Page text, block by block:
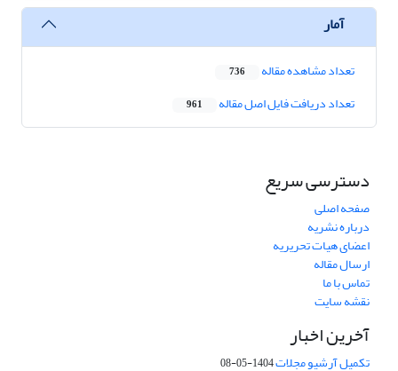
آمار
تعداد مشاهده مقاله 736
تعداد دریافت فایل اصل مقاله 961
دسترسی سریع
صفحه اصلی
درباره نشریه
اعضای هیات تحریریه
ارسال مقاله
تماس با ما
نقشه سایت
آخرین اخبار
تکمیل آرشیو مجلات1404-05-08